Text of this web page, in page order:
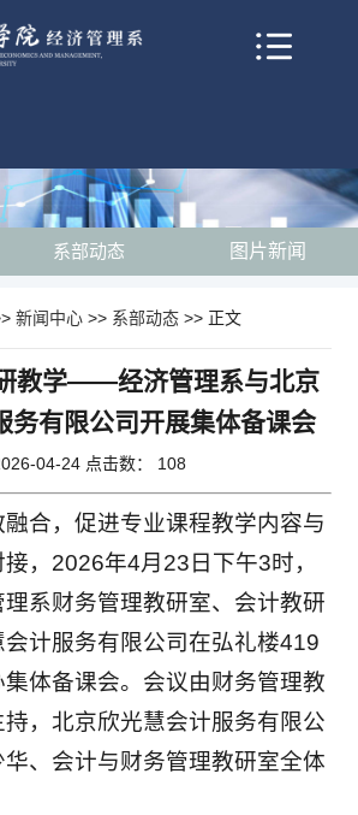
系部动态 图片新闻
新闻中心 >> 系部动态 >> 正文
教学——经济管理系与北京
务有限公司开展集体备课会
04-24 点击数： 108
合，促进专业课程教学内容与
，2026年4月23日下午3时，
系财务管理教研室、会计教研
计服务有限公司在弘礼楼419
体备课会。会议由财务管理教
，北京欣光慧会计服务有限公
、会计与财务管理教研室全体